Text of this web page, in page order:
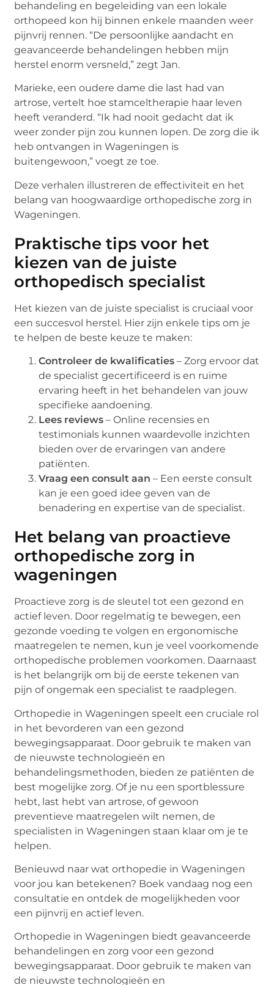
behandeling en begeleiding van een lokale
orthopeed kon hij binnen enkele maanden weer
pijnvrij rennen. “De persoonlijke aandacht en
geavanceerde behandelingen hebben mijn
herstel enorm versneld,” zegt Jan.
Marieke, een oudere dame die last had van
artrose, vertelt hoe stamceltherapie haar leven
heeft veranderd. “Ik had nooit gedacht dat ik
weer zonder pijn zou kunnen lopen. De zorg die ik
heb ontvangen in Wageningen is
buitengewoon,” voegt ze toe.
Deze verhalen illustreren de effectiviteit en het
belang van hoogwaardige orthopedische zorg in
Wageningen.
Praktische tips voor het
kiezen van de juiste
orthopedisch specialist
Het kiezen van de juiste specialist is cruciaal voor
een succesvol herstel. Hier zijn enkele tips om je
te helpen de beste keuze te maken:
Controleer de kwalificaties – Zorg ervoor dat
de specialist gecertificeerd is en ruime
ervaring heeft in het behandelen van jouw
specifieke aandoening.
Lees reviews – Online recensies en
testimonials kunnen waardevolle inzichten
bieden over de ervaringen van andere
patiënten.
Vraag een consult aan – Een eerste consult
kan je een goed idee geven van de
benadering en expertise van de specialist.
Het belang van proactieve
orthopedische zorg in
wageningen
Proactieve zorg is de sleutel tot een gezond en
actief leven. Door regelmatig te bewegen, een
gezonde voeding te volgen en ergonomische
maatregelen te nemen, kun je veel voorkomende
orthopedische problemen voorkomen. Daarnaast
is het belangrijk om bij de eerste tekenen van
pijn of ongemak een specialist te raadplegen.
Orthopedie in Wageningen speelt een cruciale rol
in het bevorderen van een gezond
bewegingsapparaat. Door gebruik te maken van
de nieuwste technologieën en
behandelingsmethoden, bieden ze patiënten de
best mogelijke zorg. Of je nu een sportblessure
hebt, last hebt van artrose, of gewoon
preventieve maatregelen wilt nemen, de
specialisten in Wageningen staan klaar om je te
helpen.
Benieuwd naar wat orthopedie in Wageningen
voor jou kan betekenen? Boek vandaag nog een
consultatie en ontdek de mogelijkheden voor
een pijnvrij en actief leven.
Orthopedie in Wageningen biedt geavanceerde
behandelingen en zorg voor een gezond
bewegingsapparaat. Door gebruik te maken van
de nieuwste technologieën en